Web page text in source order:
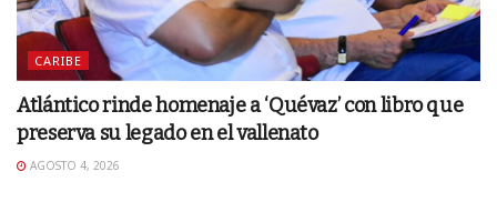
CARIBE
Atlántico rinde homenaje a ‘Quévaz’ con libro que
preserva su legado en el vallenato
AGOSTO 4, 2026